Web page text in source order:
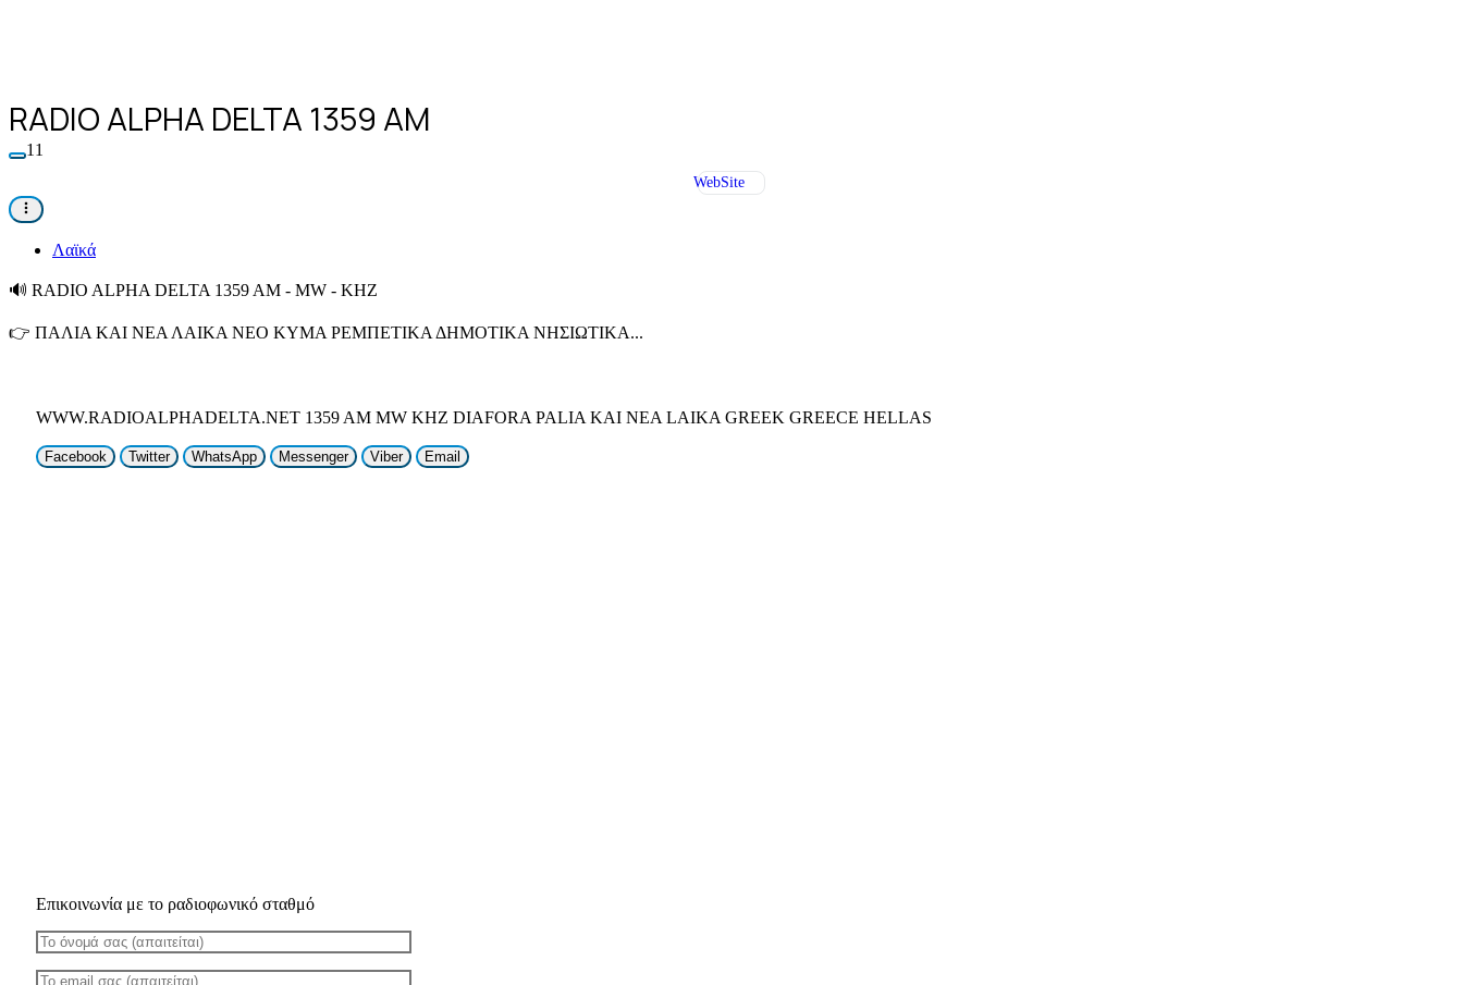
RADIO ALPHA DELTA 1359 AM
11
WebSite
Λαϊκά
🔊 RADIO ALPHA DELTA 1359 AM - MW - KHZ
👉 ΠΑΛΙΑ ΚΑΙ ΝΕΑ ΛΑΙΚΑ ΝΕΟ ΚΥΜΑ ΡΕΜΠΕΤΙΚΑ ΔΗΜΟΤΙΚΑ ΝΗΣΙΩΤΙΚΑ...
WWW.RADIOALPHADELTA.NET 1359 AM MW KHZ DIAFORA PALIA KAI NEA LAIKA GREEK GREECE HELLAS
Facebook Twitter WhatsApp Messenger Viber Email
Επικοινωνία με το ραδιοφωνικό σταθμό